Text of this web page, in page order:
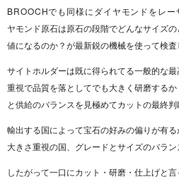
BROOCHでも同様にダイヤモンドをレー
ヤモンド原石は原石の段階でどんなサイズ
値になるのか？が最新鋭の機械を使って検査
サイトホルダーは既に得られてる一般的な
重視で品質を落としてでも大きく研磨する
と供給のバランスを見極めてカットの最終判
輸出する国によって宝石の好みの偏りが有
大きさ重視の国、グレードとサイズのバラン
したがって一口にカット・研磨・仕上げと